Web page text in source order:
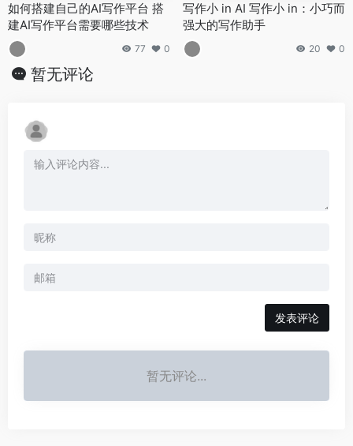
如何搭建自己的AI写作平台 搭
建AI写作平台需要哪些技术
77 0
写作小 in AI 写作小 in：小巧而
强大的写作助手
20 0
暂无评论
发表评论
暂无评论...